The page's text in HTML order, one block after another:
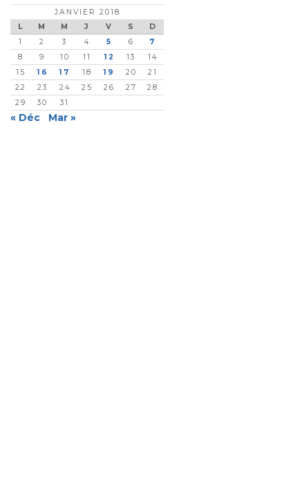
JANVIER 2018
L
M M J V S
D
1
2 3 4 5 6
7
8
9 10 11 12 13
14
15
16 17 18 19 20
21
22
23 24 25 26 27
28
29
30 31
« Déc Mar »